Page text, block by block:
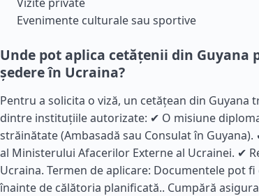
Evenimente culturale sau sportive
Unde pot aplica cetățenii din Guyana
ședere în Ucraina?
Pentru a solicita o viză, un cetățean din Guyana
dintre instituțiile autorizate: ✔ O misiune
străinătate (Ambasadă sau Consulat în
al Ministerului Afacerilor Externe al Ucrainei. ✔
Ucraina. Termen de aplicare: Documentele pot
înainte de călătoria planificată.. Cumpără